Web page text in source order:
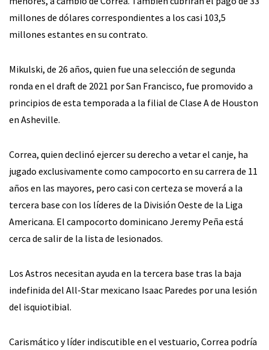
millones de dólares correspondientes a los casi 103,5
millones estantes en su contrato.
Mikulski, de 26 años, quien fue una selección de segunda
ronda en el draft de 2021 por San Francisco, fue promovido a
principios de esta temporada a la filial de Clase A de Houston
en Asheville.
Correa, quien declinó ejercer su derecho a vetar el canje, ha
jugado exclusivamente como campocorto en su carrera de 11
años en las mayores, pero casi con certeza se moverá a la
tercera base con los líderes de la División Oeste de la Liga
Americana. El campocorto dominicano Jeremy Peña está
cerca de salir de la lista de lesionados.
Los Astros necesitan ayuda en la tercera base tras la baja
indefinida del All-Star mexicano Isaac Paredes por una lesión
del isquiotibial.
Carismático y líder indiscutible en el vestuario, Correa podría